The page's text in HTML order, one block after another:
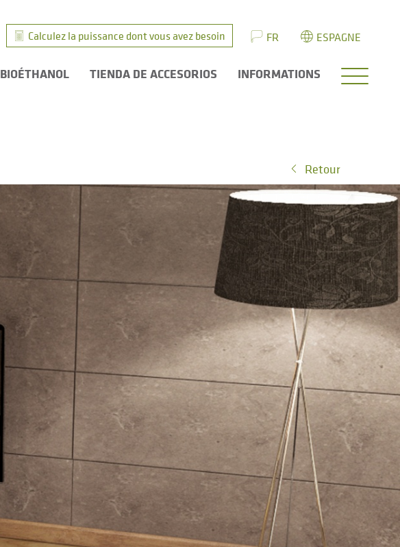
Calculez la puissance dont vous avez besoin FR ESPAGNE
BIOÉTHANOL TIENDA DE ACCESORIOS INFORMATIONS
Retour